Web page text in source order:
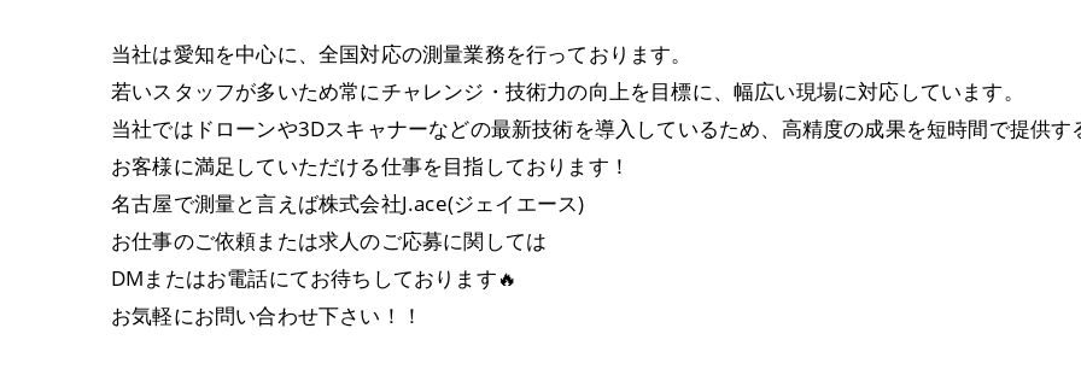
当社は愛知を中心に、全国対応の測量業務を行っております。
若いスタッフが多いため常にチャレンジ・技術力の向上を目標に、幅広い現場に対応しています。
当社ではドローンや3Dスキャナーなどの最新技術を導入しているため、高精度の成果を短時間で提供す
お客様に満足していただける仕事を目指しております！
名古屋で測量と言えば株式会社J.ace(ジェイエース)
お仕事のご依頼または求人のご応募に関しては
DMまたはお電話にてお待ちしております🔥
お気軽にお問い合わせ下さい！！